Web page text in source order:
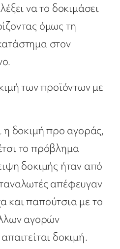
να το δοκιμάσει
όμως τη
στον
των προϊόντων με
η δοκιμή προ αγοράς,
το πρόβλημα
δοκιμής ήταν από
απέφευγαν
και παπούτσια με το
αγορών
δοκιμή.